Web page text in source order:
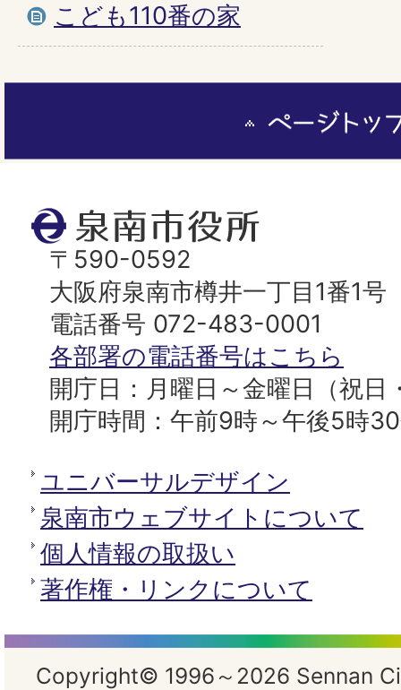
こども110番の家
泉
南
市
役
所
〒590-0592
大阪府泉南市樽井一丁目1番1号
電話番号 072-483-0001
各部署の電話番号はこちら
開庁日：月曜日～金曜日（祝日
開庁時間：午前9時～午後5時
ユニバーサルデザイン
泉南市ウェブサイトについて
個人情報の取扱い
著作権・リンクについて
Copyright© 1996～2026 Sennan